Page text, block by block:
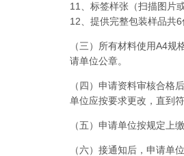
11、标签样张（扫描图片
12、提供完整包装样品共
（三）所有材料使用A4
请单位公章。
（四）申请资料审核合格
单位应按要求更改，直到
（五）申请单位按规定上
（六）接通知后，申请单